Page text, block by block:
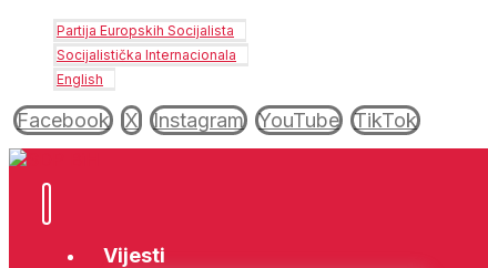
Partija Europskih Socijalista
Socijalistička Internacionala
English
Facebook X Instagram YouTube TikTok
Vijesti